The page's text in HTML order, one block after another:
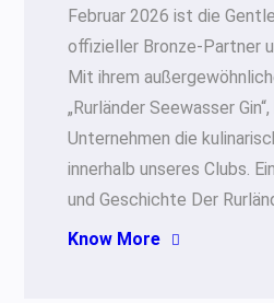
Februar 2026 ist die
offizieller Bronze-Partner
Mit ihrem
„Rurländer Seewasser
Unternehmen die
innerhalb unseres Clubs.
und Geschichte Der
Know More